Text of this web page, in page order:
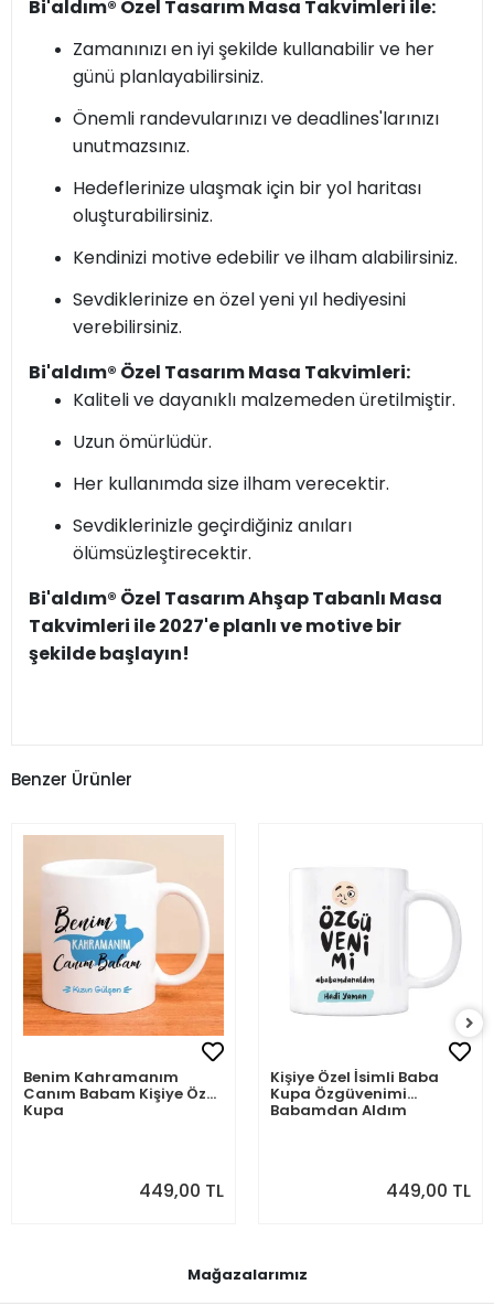
Bi'aldım® Özel Tasarım Masa Takvimleri ile:
Zamanınızı en iyi şekilde kullanabilir ve her
günü planlayabilirsiniz.
Önemli randevularınızı ve deadlines'larınızı
unutmazsınız.
Hedeflerinize ulaşmak için bir yol haritası
oluşturabilirsiniz.
Kendinizi motive edebilir ve ilham alabilirsiniz.
Sevdiklerinize en özel yeni yıl hediyesini
verebilirsiniz.
Bi'aldım® Özel Tasarım Masa Takvimleri:
Kaliteli ve dayanıklı malzemeden üretilmiştir.
Uzun ömürlüdür.
Her kullanımda size ilham verecektir.
Sevdiklerinizle geçirdiğiniz anıları
ölümsüzleştirecektir.
Bi'aldım® Özel Tasarım Ahşap Tabanlı Masa
Takvimleri ile 2027'e planlı ve motive bir
şekilde başlayın!
Benzer Ürünler
Benim Kahramanım
Canım Babam Kişiye Özel
Kupa
449,00 TL
Kişiye Özel İsimli Baba
Kupa Özgüvenimi
Babamdan Aldım
449,00 TL
Mağazalarımız